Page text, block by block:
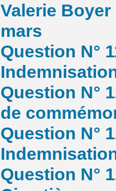
Valerie
mars
Question N°
Question N°
de
Question N°
Question N°